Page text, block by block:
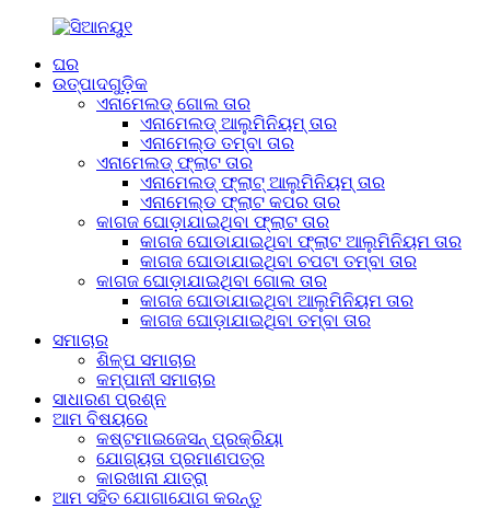
ଘର
ଉତ୍ପାଦଗୁଡ଼ିକ
ଏନାମେଲଡ୍ ଗୋଲ ତାର
ଏନାମେଲଡ୍ ଆଲୁମିନିୟମ୍ ତାର
ଏନାମେଲ୍ଡ ତମ୍ବା ତାର
ଏନାମେଲଡ୍ ଫ୍ଲାଟ ତାର
ଏନାମେଲଡ୍ ଫ୍ଲାଟ୍ ଆଲୁମିନିୟମ୍ ତାର
ଏନାମେଲ୍ଡ ଫ୍ଲାଟ କପର ତାର
କାଗଜ ଘୋଡ଼ାଯାଇଥିବା ଫ୍ଲାଟ ତାର
କାଗଜ ଘୋଡାଯାଇଥିବା ଫ୍ଲାଟ ଆଲୁମିନିୟମ ତାର
କାଗଜ ଘୋଡାଯାଇଥିବା ଚପଟା ତମ୍ବା ତାର
କାଗଜ ଘୋଡ଼ାଯାଇଥିବା ଗୋଲ ତାର
କାଗଜ ଘୋଡାଯାଇଥିବା ଆଲୁମିନିୟମ ତାର
କାଗଜ ଘୋଡ଼ାଯାଇଥିବା ତମ୍ବା ତାର
ସମାଚାର
ଶିଳ୍ପ ସମାଚାର
କମ୍ପାନୀ ସମାଚାର
ସାଧାରଣ ପ୍ରଶ୍ନ
ଆମ ବିଷୟରେ
କଷ୍ଟମାଇଜେସନ୍ ପ୍ରକ୍ରିୟା
ଯୋଗ୍ୟତା ପ୍ରମାଣପତ୍ର
କାରଖାନା ଯାତ୍ରା
ଆମ ସହିତ ଯୋଗାଯୋଗ କରନ୍ତୁ